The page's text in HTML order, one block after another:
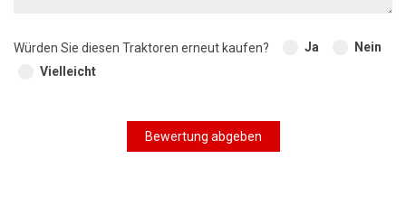
Würden Sie diesen Traktoren erneut kaufen? Ja
Nein
Vielleicht
Bewertung abgeben